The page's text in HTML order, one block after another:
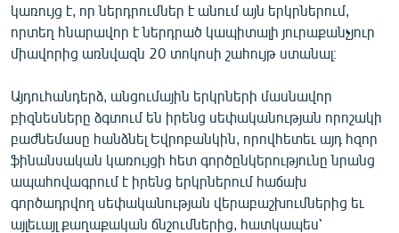
կառույց է, որ ներդրումներ է անում այն երկրներում,
որտեղ հնարավոր է ներդրած կապիտալի յուրաքանչյուր
միավորից առնվազն 20 տոկոսի շահույթ ստանալ։
Այդուհանդերձ, անցումային երկրների մասնավոր
բիզնեսները ձգտում են իրենց սեփականության որոշակի
բաժնեմասը հանձնել Եվրոբանկին, որովհետեւ այդ հզոր
ֆինանսական կառույցի հետ գործընկերությունը նրանց
ապահովագրում է իրենց երկրներում հաճախ
գործադրվող սեփականության վերաբաշխումներից եւ
այլեւայլ քաղաքական ճնշումներից, հատկապես՝